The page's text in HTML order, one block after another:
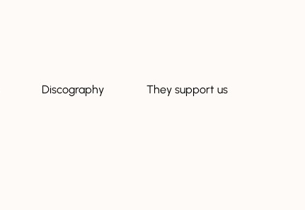
Discography They support us